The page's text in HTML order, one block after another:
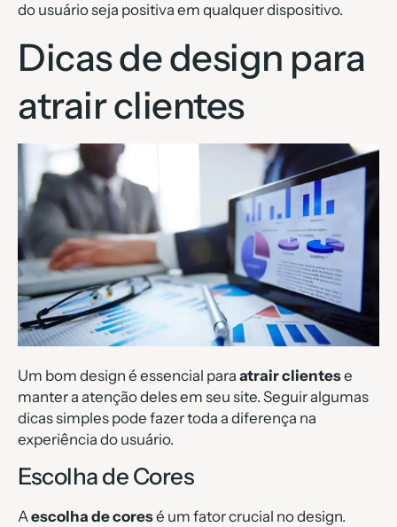
do usuário seja positiva em qualquer dispositivo.
Dicas de design para
atrair clientes
Um bom design é essencial para atrair clientese
manter a atenção deles em seu site. Seguir algumas
dicas simples pode fazer toda a diferença na
experiência do usuário.
Escolha de Cores
Aescolha de coresé um fator crucial no design.